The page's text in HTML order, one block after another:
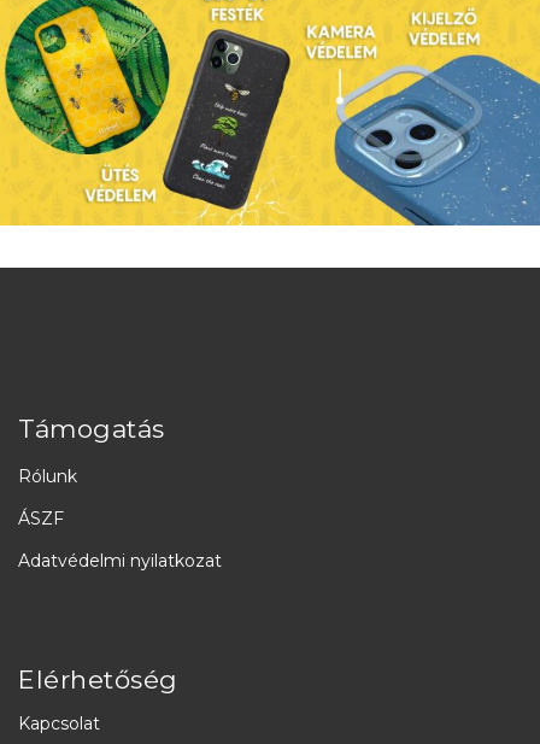
Támogatás
Rólunk
ÁSZF
Adatvédelmi nyilatkozat
Elérhetőség
Kapcsolat